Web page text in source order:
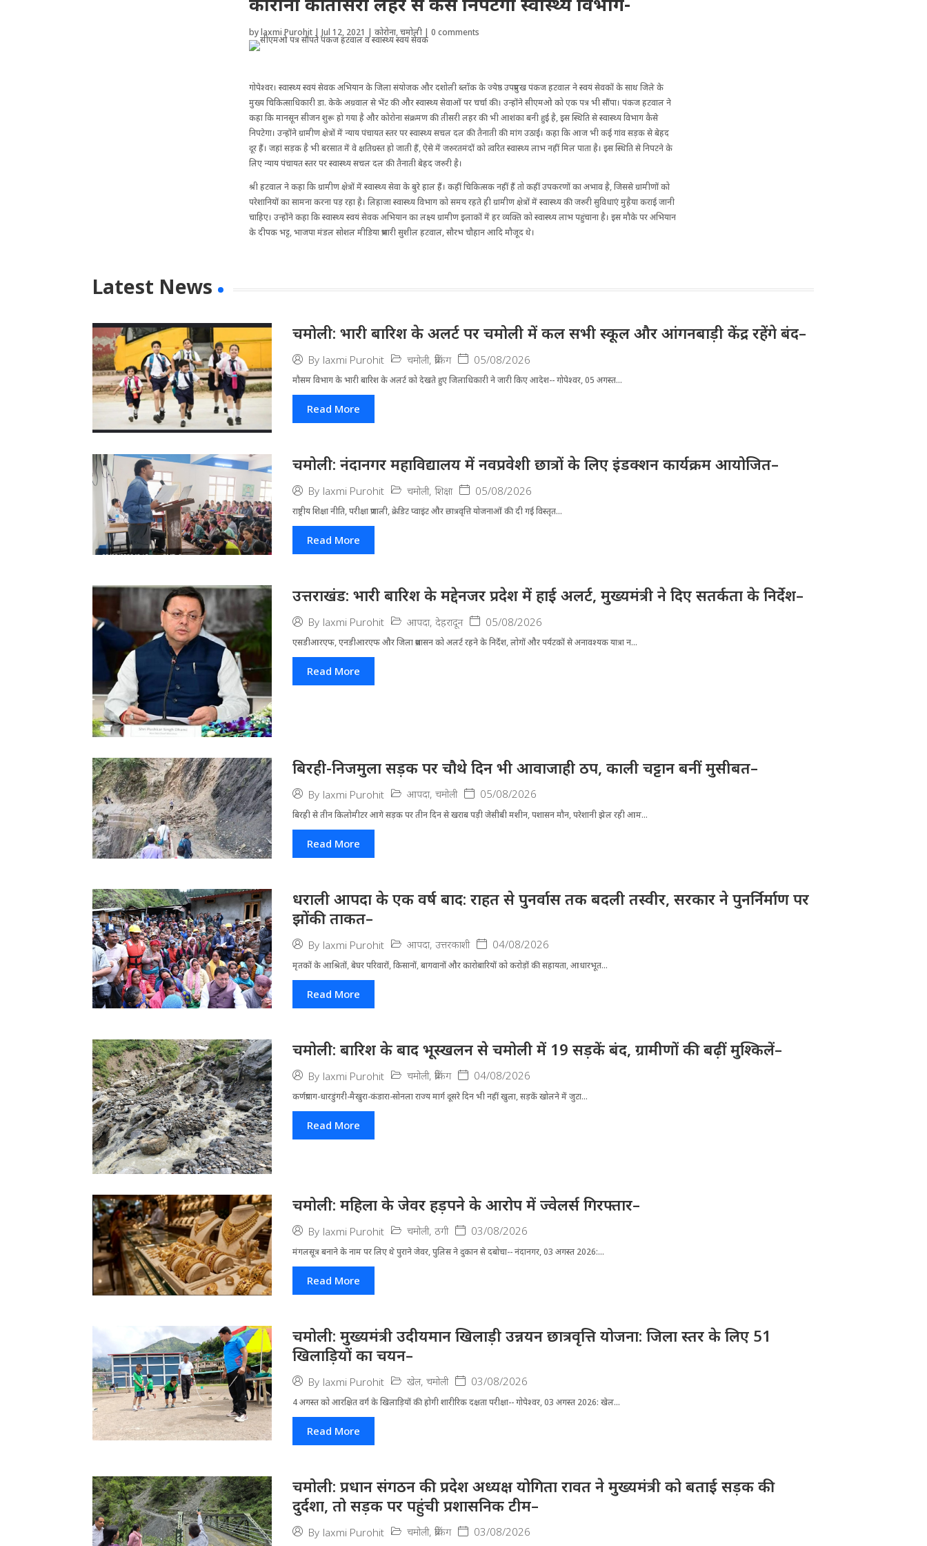
bylaxmi Purohit |Jul 12, 2021 |कोरोना,चमोली |0 comments
गोपेश्वर। स्वास्थ्य स्वयं सेवक अभियान के जिला संयोजक और दशोली ब्लॉक के ज्येष्ठ उपप्रमुख पंकज हटवाल ने स्वयं सेवकों के साथ जिले के
मुख्य चिकित्साधिकारी डा. केके अग्रवाल से भेंट की और स्वास्थ्य सेवाओं पर चर्चा की। उन्होंने सीएमओ को एक पत्र भी सौंपा। पंकज हटवाल ने
कहा कि मानसून सीजन शुरू हो गया है और कोरोना संक्रमण की तीसरी लहर की भी आशंका बनी हुई है, इस स्थिति से स्वास्थ्य विभाग कैसे
निपटेगा। उन्होंने ग्रामीण क्षेत्रों में न्याय पंचायत स्तर पर स्वास्थ्य सचल दल की तैनाती की मांग उठाई। कहा कि आज भी कई गांव सड़क से बेहद
दूर हैं। जहां सड़क है भी बरसात में वे क्षतिग्रस्त हो जाती हैं, ऐसे में जरुरतमंदों को त्वरित स्वास्थ्य लाभ नहीं मिल पाता है। इस स्थिति से निपटने के
लिए न्याय पंचायत स्तर पर स्वास्थ्य सचल दल की तैनाती बेहद जरुरी है।
श्री हटवाल ने कहा कि ग्रामीण क्षेत्रों में स्वास्थ्य सेवा के बुरे हाल हैं। कहीं चिकित्सक नहीं हैं तो कहीं उपकरणों का अभाव है, जिससे ग्रामीणों को
परेशानियों का सामना करना पड़ रहा है। लिहाजा स्वास्थ्य विभाग को समय रहते ही ग्रामीण क्षेत्रों में स्वास्थ्य की जरुरी सुविधाएं मुहैया कराई जानी
चाहिए। उन्होंने कहा कि स्वास्थ्य स्वयं सेवक अभियान का लक्ष्य ग्रामीण इलाकों में हर व्यक्ति को स्वास्थ्य लाभ पहुंचाना है। इस मौके पर अभियान
के दीपक भट्ट, भाजपा मंडल सोशल मीडिया प्रभारी सुशील हटवाल, सौरभ चौहान आदि मौजूद थे।
Latest News
चमोली: भारी बारिश के अलर्ट पर चमोली में कल सभी स्कूल और आंगनबाड़ी केंद्र रहेंगे बंद–
By laxmi Purohit चमोली, ब्रेकिंग 05/08/2026
मौसम विभाग के भारी बारिश के अलर्ट को देखते हुए जिला​धिकारी ने जारी किए आदेश-- गोपेश्वर, 05 अगस्त...
Read More
चमोली: नंदानगर महाविद्यालय में नवप्रवेशी छात्रों के लिए इंडक्शन कार्यक्रम आयोजित–
By laxmi Purohit चमोली, शिक्षा 05/08/2026
राष्ट्रीय शिक्षा नीति, परीक्षा प्रणाली, क्रेडिट प्वाइंट और छात्रवृत्ति योजनाओं की दी गई विस्तृत...
Read More
उत्तराखंड: भारी बारिश के मद्देनजर प्रदेश में हाई अलर्ट, मुख्यमंत्री ने दिए सतर्कता के निर्देश–
By laxmi Purohit आपदा, देहरादून 05/08/2026
एसडीआरएफ, एनडीआरएफ और जिला प्रशासन को अलर्ट रहने के निर्देश, लोगों और पर्यटकों से अनावश्यक यात्रा न...
Read More
बिरही-निजमुला सड़क पर चौथे दिन भी आवाजाही ठप, काली चट्टान बनीं मुसीबत–
By laxmi Purohit आपदा, चमोली 05/08/2026
बिरही से तीन किलोमीटर आगे सड़क पर तीन दिन से खराब पड़ी जेसीबी मशीन, पशासन मौन, परेशानी झेल रही आम...
Read More
धराली आपदा के एक वर्ष बाद: राहत से पुनर्वास तक बदली तस्वीर, सरकार ने पुनर्निर्माण पर
झोंकी ताकत–
By laxmi Purohit आपदा, उत्तरकाशी 04/08/2026
मृतकों के आश्रितों, बेघर परिवारों, किसानों, बागवानों और कारोबारियों को करोड़ों की सहायता, आधारभूत...
Read More
चमोली: बारिश के बाद भूस्खलन से चमोली में 19 सड़कें बंद, ग्रामीणों की बढ़ीं मुश्किलें–
By laxmi Purohit चमोली, ब्रेकिंग 04/08/2026
कर्णप्रयाग-धारडुंगरी-मैखुरा-कंडारा-सोनला राज्य मार्ग दूसरे दिन भी नहीं खुला, सड़कें खोलने में जुटा...
Read More
चमोली: महिला के जेवर हड़पने के आरोप में ज्वेलर्स गिरफ्तार–
By laxmi Purohit चमोली, ठगी 03/08/2026
मंगलसूत्र बनाने के नाम पर लिए थे पुराने जेवर, पुलिस ने दुकान से दबोचा-- नंदानगर, 03 अगस्त 2026:...
Read More
चमोली: मुख्यमंत्री उदीयमान खिलाड़ी उन्नयन छात्रवृत्ति योजना: जिला स्तर के लिए 51
खिलाड़ियों का चयन–
By laxmi Purohit खेल, चमोली 03/08/2026
4 अगस्त को आरक्षित वर्ग के खिलाड़ियों की होगी शारीरिक दक्षता परीक्षा-- गोपेश्वर, 03 अगस्त 2026: खेल...
Read More
चमोली: प्रधान संगठन की प्रदेश अध्यक्ष योगिता रावत ने मुख्यमंत्री को बताई सड़क की
दुर्दशा, तो सड़क पर पहुंची प्रशासनिक टीम–
By laxmi Purohit चमोली, ब्रेकिंग 03/08/2026